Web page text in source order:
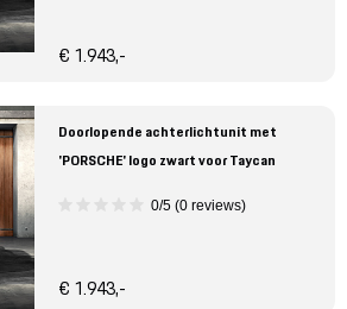
€ 1.943,-
Doorlopende achterlichtunit met
'PORSCHE' logo zwart voor Taycan
0/5 (0 reviews)
€ 1.943,-